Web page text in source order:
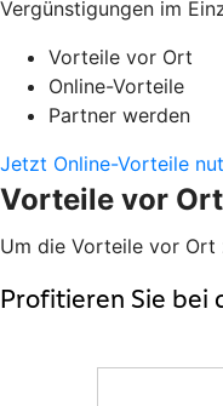
Vergünstigungen im
Vorteile vor Ort
Online-Vorteile
Partner werden
Jetzt Online-Vorteile
Vorteile vor Ort
Um die Vorteile vor Ort